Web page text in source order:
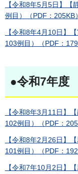
【令和8年5月5日】
例目）（PDF：205KB）
【令和8年4月10日】
103例目）（PDF：
●令和7年度
【令和8年3月11日】
102例目）（PDF：
【令和8年2月26日】
101例目）（PDF：
【令和7年10月2日】